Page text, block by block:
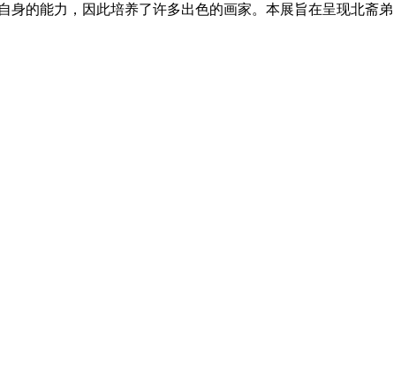
身的能力，因此培养了许多出色的画家。本展旨在呈现北斋弟